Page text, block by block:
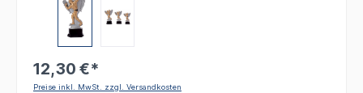
12,30 €*
Preise inkl. MwSt. zzgl. Versandkosten